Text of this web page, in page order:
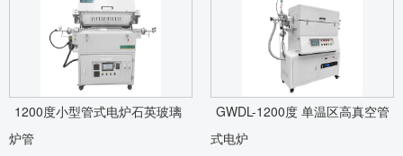
1200度小型管式电炉石英玻璃
炉管
GWDL-1200度 单温区高真空管
式电炉